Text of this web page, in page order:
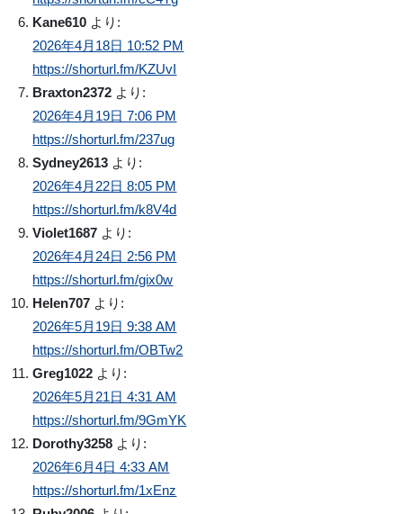
Kane610 より:
2026年4月18日 10:52 PM
https://shorturl.fm/KZUvI
Braxton2372 より:
2026年4月19日 7:06 PM
https://shorturl.fm/237ug
Sydney2613 より:
2026年4月22日 8:05 PM
https://shorturl.fm/k8V4d
Violet1687 より:
2026年4月24日 2:56 PM
https://shorturl.fm/gix0w
Helen707 より:
2026年5月19日 9:38 AM
https://shorturl.fm/OBTw2
Greg1022 より:
2026年5月21日 4:31 AM
https://shorturl.fm/9GmYK
Dorothy3258 より:
2026年6月4日 4:33 AM
https://shorturl.fm/1xEnz